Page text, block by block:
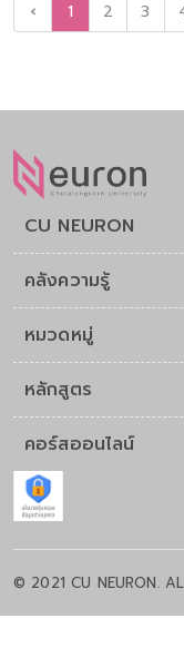
ในการใช้ AI และการเ
เปลี่ยนแปลงอย่างรวดเ
‹ 1 2 3
CU NEURON
คลังความรู้
หมวดหมู่
หลักสูตร
คอร์สออนไลน์
© 2021 CU NEURON.